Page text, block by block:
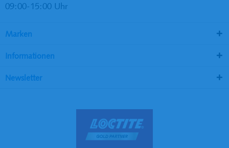
09:00-15:00 Uhr
Marken
Informationen
Newsletter